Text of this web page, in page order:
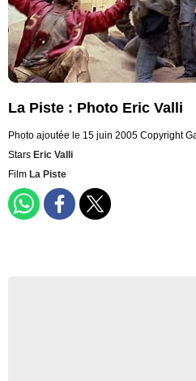
La Piste : Photo Eric Valli
Photo ajoutée le 15 juin 2005 Copyright
Stars Eric Valli
Film La Piste